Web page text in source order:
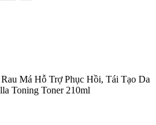
Má Hỗ Trợ Phục Hồi, Tái Tạo Da
Toning Toner 210ml